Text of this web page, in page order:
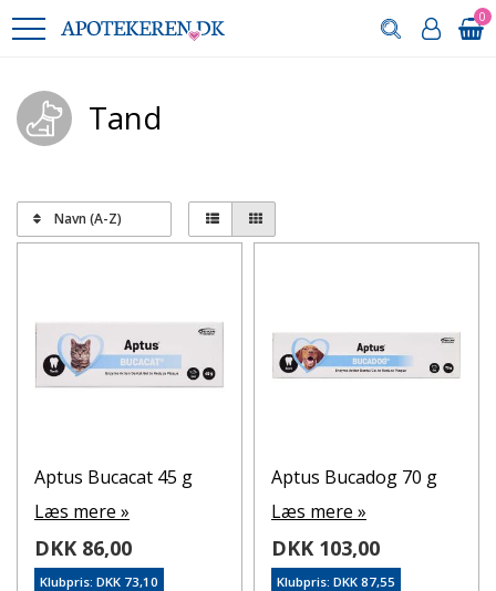
0
Tand
Navn (A-Z)
Aptus Bucacat 45 g
Læs mere »
DKK 86,00
Klubpris: DKK 73,10
Aptus Bucadog 70 g
Læs mere »
DKK 103,00
Klubpris: DKK 87,55